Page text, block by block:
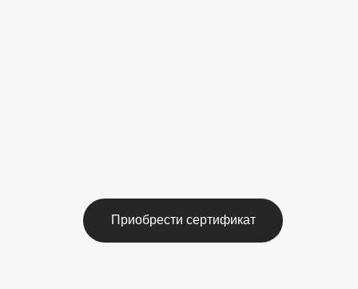
Приобрести сертификат